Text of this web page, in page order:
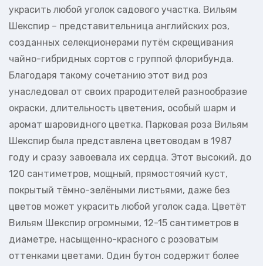
украсить любой уголок садового участка. Вильям
Шекспир – представительница английских роз,
созданных селекционерами путём скрещивания
чайно-гибридных сортов с группой флорибунда.
Благодаря такому сочетанию этот вид роз
унаследовал от своих прародителей разнообразие
окраски, длительность цветения, особый шарм и
аромат шаровидного цветка. Парковая роза Вильям
Шекспир была представлена цветоводам в 1987
году и сразу завоевала их сердца. Этот высокий, до
120 сантиметров, мощный, прямостоячий куст,
покрытый тёмно-зелёными листьями, даже без
цветов может украсить любой уголок сада. Цветёт
Вильям Шекспир огромными, 12-15 сантиметров в
диаметре, насыщенно-красного с розоватым
оттенками цветами. Один бутон содержит более